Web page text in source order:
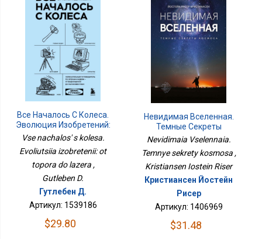
Все Началось С Колеса.
Эволюция Изобретений:
От Топора До Лазера
Vse nachalos' s kolesa.
Evoliutsiia izobretenii: ot
topora do lazera ,
Gutleben D.
Гутлебен Д.
Артикул: 1539186
$29.80
Невидимая Вселенная.
Темные Секреты
Космоса
Nevidimaia Vselennaia.
Temnye sekrety kosmosa ,
Kristiansen Iostein Riser
Кристиансен Йостейн
Рисер
Артикул: 1406969
$31.48